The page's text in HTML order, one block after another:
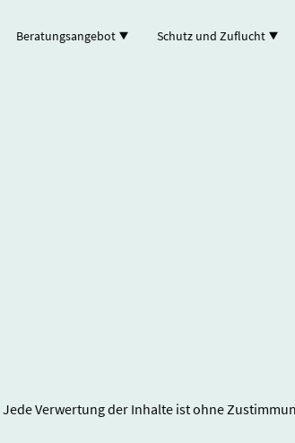
Beratungsangebot Schutz und Zuflucht
Verwertung der Inhalte ist ohne